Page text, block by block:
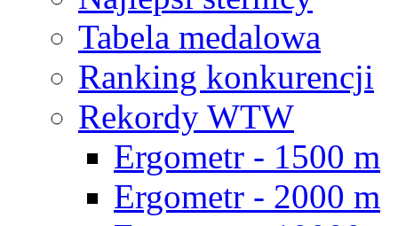
Tabela medalowa
Ranking konkurencji
Rekordy WTW
Ergometr - 1500 m
Ergometr - 2000 m